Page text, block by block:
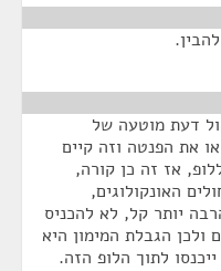
דעת מוטעה של
את הפנטה וזה קיים
אז זה כן קורה,
האונקולוגים,
יותר קל, לא להכניס
הגבלת המימון היא
לתוך הלופ הזה.